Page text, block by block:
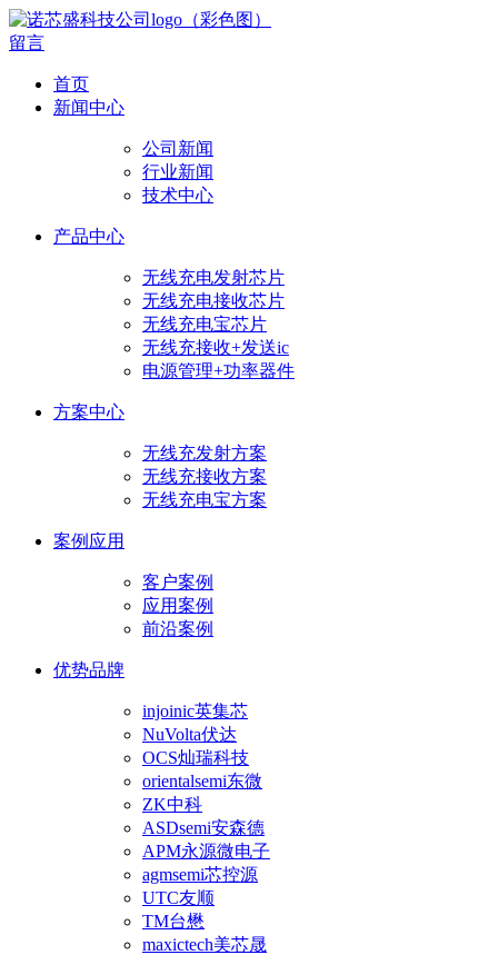
留言
首页
新闻中心
公司新闻
行业新闻
技术中心
产品中心
无线充电发射芯片
无线充电接收芯片
无线充电宝芯片
无线充接收+发送ic
电源管理+功率器件
方案中心
无线充发射方案
无线充接收方案
无线充电宝方案
案例应用
客户案例
应用案例
前沿案例
优势品牌
injoinic英集芯
NuVolta伏达
OCS灿瑞科技
orientalsemi东微
ZK中科
ASDsemi安森德
APM永源微电子
agmsemi芯控源
UTC友顺
TM台懋
maxictech美芯晟